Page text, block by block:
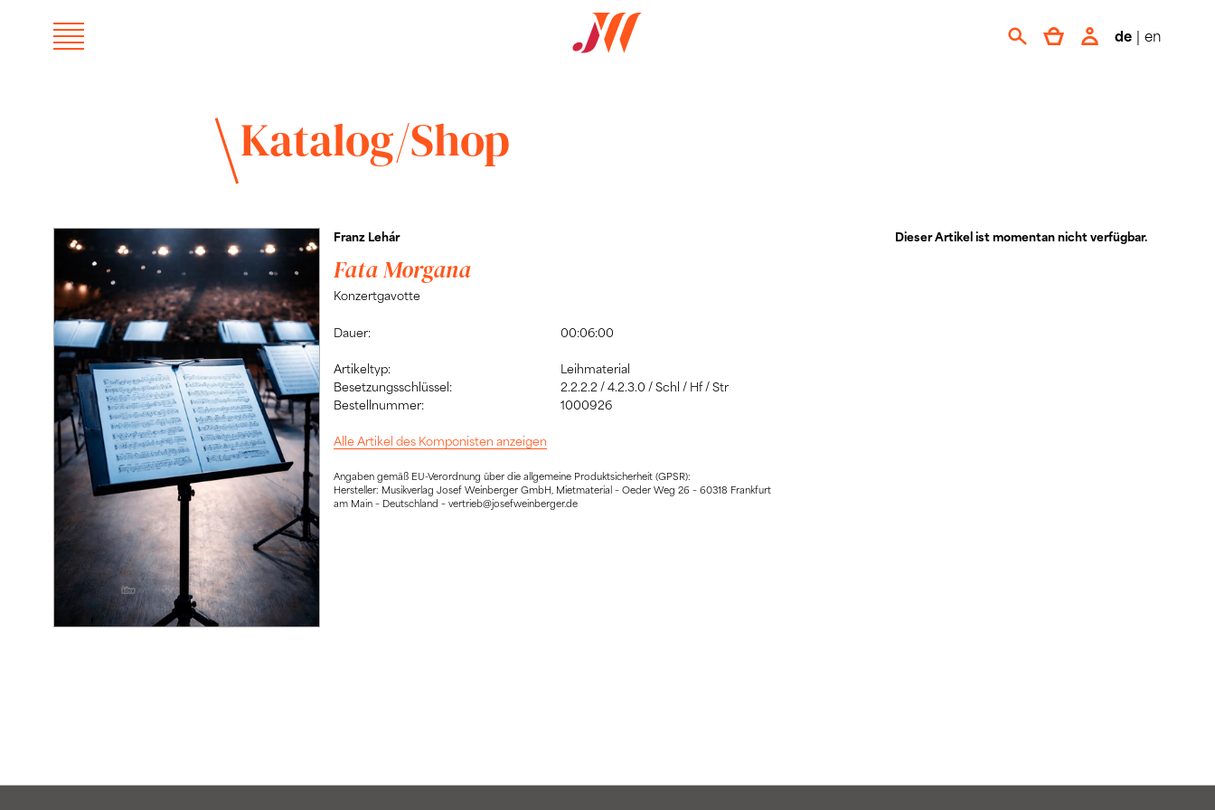
de | en
Katalog/Shop
Franz Lehár
Fata Morgana
Konzertgavotte
Dauer: 00:06:00
Artikeltyp:
Leihmaterial
Besetzungsschlüssel:
2.2.2.2 / 4.2.3.0 / Schl / Hf / Str
Bestellnummer:
1000926
Alle Artikel des Komponisten anzeigen
Angaben gemäß EU-Verordnung über die allgemeine Produktsicherheit (GPSR):
Hersteller: Musikverlag Josef Weinberger GmbH, Mietmaterial – Oeder Weg 26 – 60318 Frankfurt
am Main – Deutschland – vertrieb@josefweinberger.de
Dieser Artikel ist momentan nicht verfügbar.